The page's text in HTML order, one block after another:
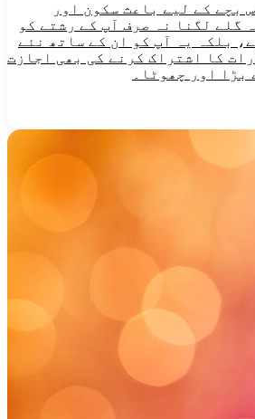
بچے کے لیے باعث سکون اور
گلے لگنا نہ صرف آپ کے رشتے کو
بلکہ یہ آپ کو ان کے ساتھ نئے
کا اشتراک کرنے کی بھی اجازت
بڑا اور چھوٹا۔